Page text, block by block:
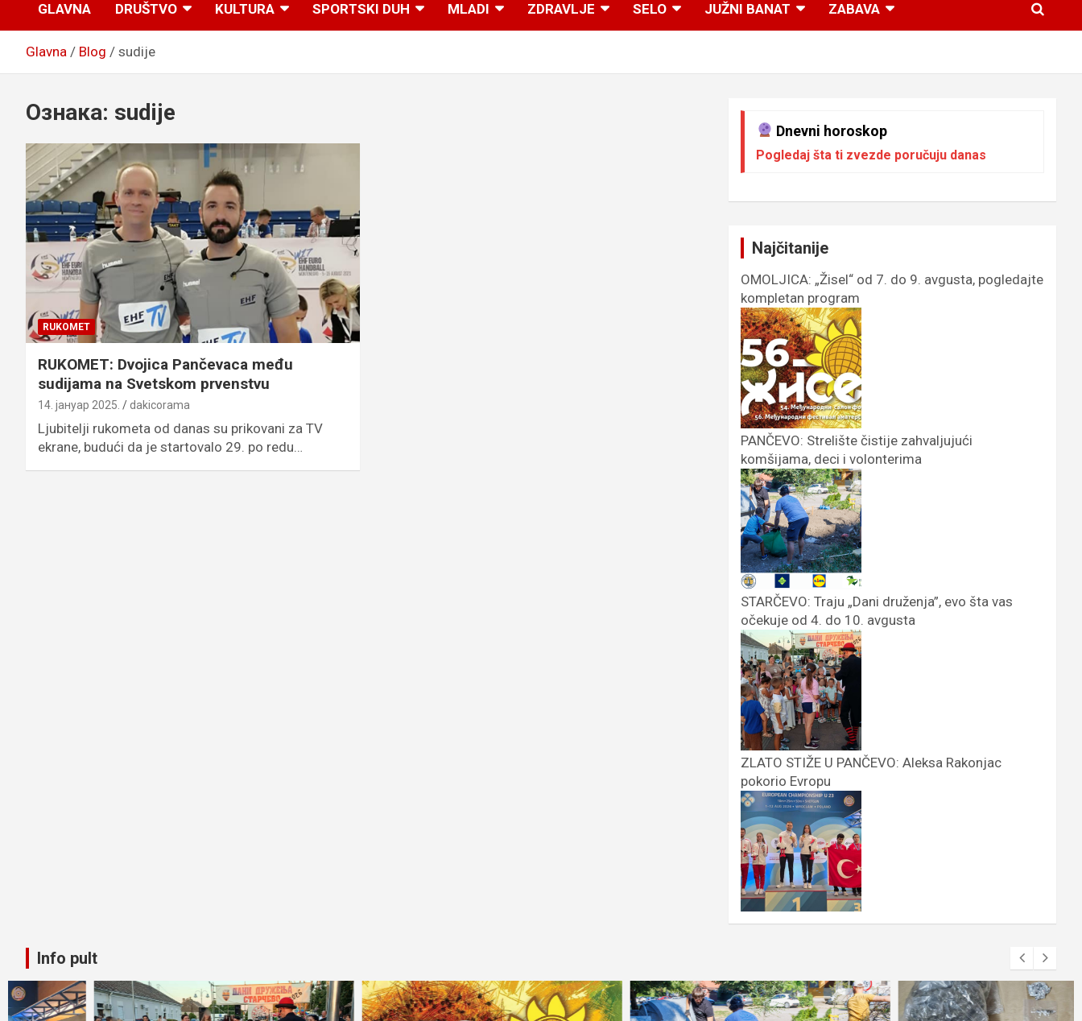
GLAVNA DRUŠTVO KULTURA SPORTSKI DUH MLADI ZDRAVLJE SELO JUŽNI BANAT ZABAVA
Glavna Blog sudije
Ознака: sudije
RUKOMET
RUKOMET: Dvojica Pančevaca među
sudijama na Svetskom prvenstvu
14. јануар 2025. dakicorama
Ljubitelji rukometa od danas su prikovani za TV
ekrane, budući da je startovalo 29. po redu…
Dnevni horoskop
Pogledaj šta ti zvezde poručuju danas
Najčitanije
OMOLJICA: „Žisel“ od 7. do 9. avgusta, pogledajte
kompletan program
PANČEVO: Strelište čistije zahvaljujući
komšijama, deci i volonterima
STARČEVO: Traju „Dani druženja”, evo šta vas
očekuje od 4. do 10. avgusta
ZLATO STIŽE U PANČEVO: Aleksa Rakonjac
pokorio Evropu
Info pult